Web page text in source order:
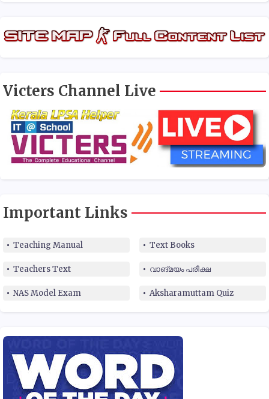
Victers Channel Live
Important Links
Teaching Manual Text Books
Teachers Text വാങ്മയം പരീക്ഷ
NAS Model Exam Aksharamuttam Quiz